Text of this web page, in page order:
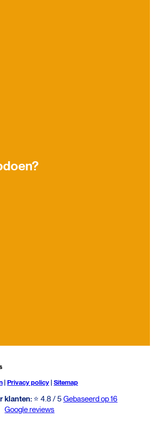
Privacy policy Sitemap
klanten:⭐ 4.8 / 5 Gebaseerd op 16
Google reviews